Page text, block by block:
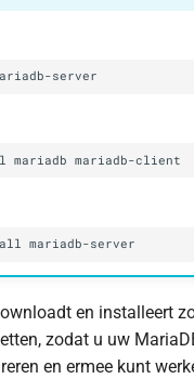
mariadb
en installeert
zodat u uw
en ermee kunt